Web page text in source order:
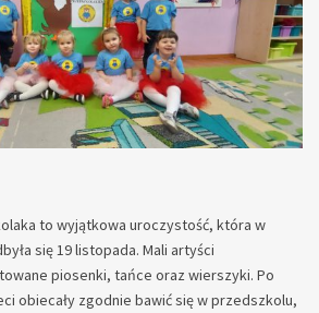
to wyjątkowa uroczystość, która w
się 19 listopada. Mali artyści
piosenki, tańce oraz wierszyki. Po
obiecały zgodnie bawić się w przedszkolu,